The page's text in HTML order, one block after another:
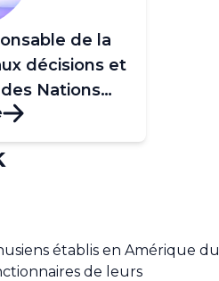
de la
décisions et
Nations
établis en Amérique du
de leurs